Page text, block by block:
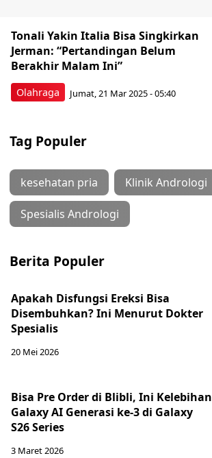
Olahraga
Tonali Yakin Italia Bisa Singkirkan
Jerman: “Pertandingan Belum
Berakhir Malam Ini”
Jumat, 21 Mar 2025 - 05:40
Tag Populer
kesehatan pria Klinik Andrologi
Spesialis Andrologi
Berita Populer
Apakah Disfungsi Ereksi Bisa
Disembuhkan? Ini Menurut Dokter
Spesialis
20 Mei 2026
Bisa Pre Order di Blibli, Ini Kelebihan
Galaxy AI Generasi ke-3 di Galaxy
S26 Series
3 Maret 2026